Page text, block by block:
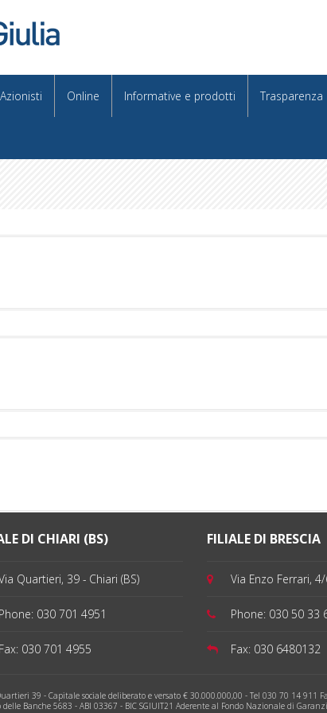
Azionisti Online Informative e prodotti Trasparenza
DI CHIARI (BS)
Quartieri, 39 - Chiari (BS)
Phone: 030 701 4951
Fax: 030 701 4955
FILIALE DI BRESCIA
Via Enzo Ferrari,
Phone: 030 50 33
Fax: 030 6480132
39 - Capitale sociale deliberato e versato € 30.000.000,00 - Tel 030 70 14 911
Banche 5683 - ABI 03367 - BIC SGIUIT21 Aderente al Fondo Nazionale di